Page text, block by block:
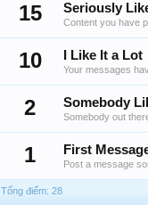
15
Seriously
Content you have
10 I Like It a Lot
Your messages
2 Somebody
Somebody out
1 First
Post a message
Tổng điểm: 28